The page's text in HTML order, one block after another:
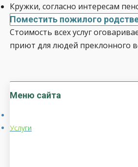
Кружки, согласно интересам
Поместить пожилого
Стоимость всех услуг
приют для людей преклонного
Меню сайта
Услуги